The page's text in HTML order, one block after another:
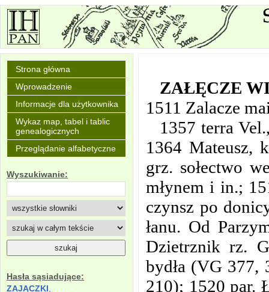
Strona główna
Wprowadzenie
Informacje dla użytkownika
Wykaz map, tabel i tablic
genealogicznych
Przeglądanie alfabetyczne
Wyszukiwanie:
Hasła sąsiadujące:
ZAJĄCZKI
ZAŁĘCZE
1511 Zalacze
1357 terra
1364 Mateusz,
grz. sołectwo
młynem i in.;
czynsz po
łanu. Od
Dzietrznik rz.
bydła (VG 377,
210); 1520 par.